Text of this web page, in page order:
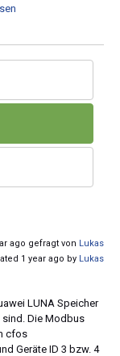
ago gefragt von Lukas
1 year ago by Lukas
LUNA Speicher
sind. Die Modbus
cfos
Geräte ID 3 bzw. 4